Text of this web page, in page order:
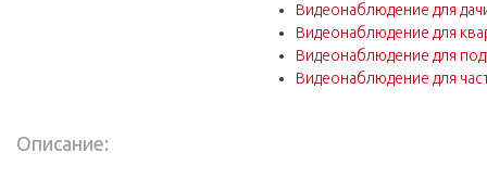
Видеонаблюдение для
Видеонаблюдение для
Видеонаблюдение для
Видеонаблюдение для
Описание: